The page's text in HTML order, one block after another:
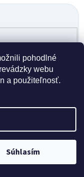
pohodlné
webu
a použiteľnosť.
Súhlasím